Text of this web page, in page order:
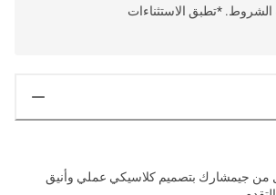
*تطبق الاستثناءات
من جيمشارك بتصميم كلاسيكي عملي وأنيق